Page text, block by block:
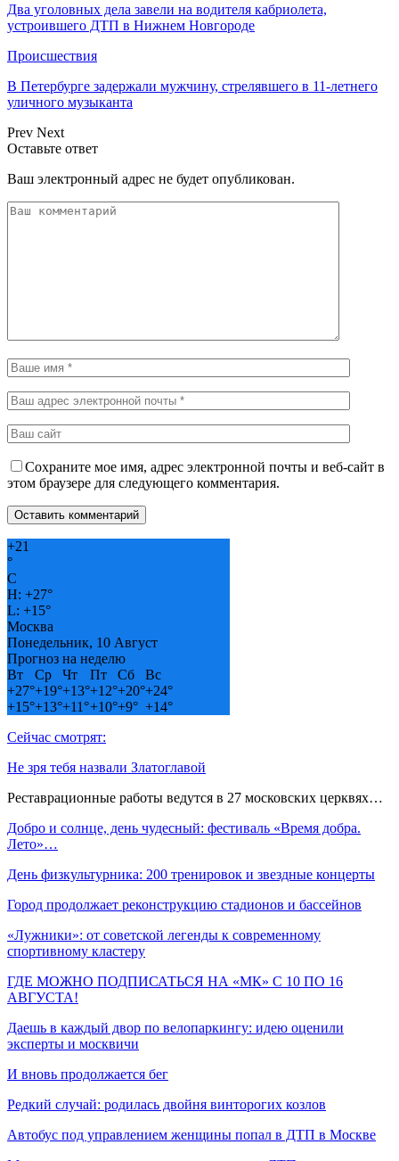
Два уголовных дела завели на водителя кабриолета,
устроившего ДТП в Нижнем Новгороде
Происшествия
В Петербурге задержали мужчину, стрелявшего в 11-летнего
уличного музыканта
Prev Next
Оставьте ответ
Ваш электронный адрес не будет опубликован.
Сохраните мое имя, адрес электронной почты и веб-сайт в
этом браузере для следующего комментария.
+21
°
C
H: +27°
L: +15°
Москва
Понедельник, 10 Август
Прогноз на неделю
Вт
Ср Чт Пт Сб
Вс
+27°+19°+13°+12°+20°+24°
+15°+13°+11°+10°+9° +14°
Сейчас смотрят:
Не зря тебя назвали Златоглавой
Реставрационные работы ведутся в 27 московских церквях…
Добро и солнце, день чудесный: фестиваль «Время добра.
Лето»…
День физкультурника: 200 тренировок и звездные концерты
Город продолжает реконструкцию стадионов и бассейнов
«Лужники»: от советской легенды к современному
спортивному кластеру
ГДЕ МОЖНО ПОДПИСАТЬСЯ НА «МК» С 10 ПО 16
АВГУСТА!
Даешь в каждый двор по велопаркингу: идею оценили
эксперты и москвичи
И вновь продолжается бег
Редкий случай: родилась двойня винторогих козлов
Автобус под управлением женщины попал в ДТП в Москве